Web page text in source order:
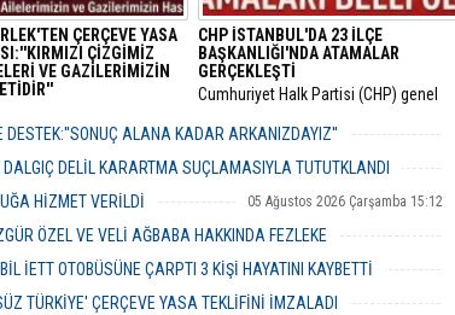
ÇERÇEVE YASA
ÇİZGİMİZ
VE GAZİLERİMİZİN
maddelik yasa teklifinin
açıklayarak "Terörsüz
milli bir devlet
CHP İSTANBUL'DA 23 İLÇE
BAŞKANLIĞI'NDA ATAMALAR
GERÇEKLEŞTİ
​Cumhuriyet Halk Partisi (CHP) genel
bünyesinde hayata geçirdiği görevden
ardından gözler İstanbul il teşkilatına
DESTEK:''SONUÇ ALANA KADAR ARKANIZDAYIZ''
06 Ağustos 2026 Perşembe 12:51
DELİL KARARTMA SUÇLAMASIYLA TUTUTKLANDI
06 Ağustos 2026 Perşembe 11:26
HİZMET VERİLDİ 05 Ağustos 2026 Çarşamba 15:12
ÖZEL VE VELİ AĞBABA HAKKINDA FEZLEKE
05 Ağustos 2026 Çarşamba 10:19
İETT OTOBÜSÜNE ÇARPTI 3 KİŞİ HAYATINI KAYBETTİ
05 Ağustos 2026 Çarşamba 10:06
TÜRKİYE' ÇERÇEVE YASA TEKLİFİNİ İMZALADI